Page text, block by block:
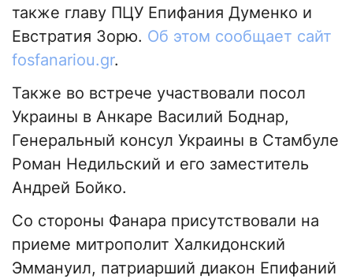
также главу ПЦУ Епифания Думенко и
Евстратия Зорю. Об этом сообщает сайт
fosfanariou.gr.
Также во встрече участвовали посол
Украины в Анкаре Василий Боднар,
Генеральный консул Украины в Стамбуле
Роман Недильский и его заместитель
Андрей Бойко.
Со стороны Фанара присутствовали на
приеме митрополит Халкидонский
Эммануил, патриарший диакон Епифаний